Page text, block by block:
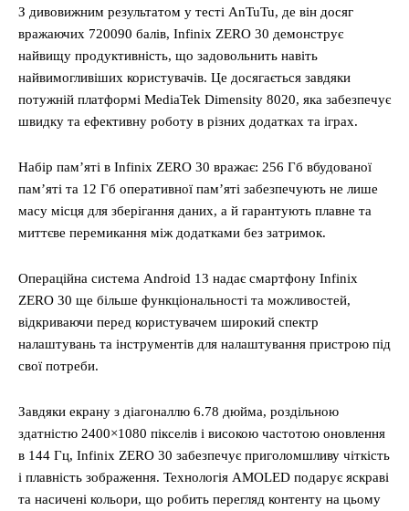
З дивовижним результатом у тесті AnTuTu, де він досяг
вражаючих 720090 балів, Infinix ZERO 30 демонструє
найвищу продуктивність, що задовольнить навіть
найвимогливіших користувачів. Це досягається завдяки
потужній платформі MediaTek Dimensity 8020, яка забезпечує
швидку та ефективну роботу в різних додатках та іграх.
Набір пам’яті в Infinix ZERO 30 вражає: 256 Гб вбудованої
пам’яті та 12 Гб оперативної пам’яті забезпечують не лише
масу місця для зберігання даних, а й гарантують плавне та
миттєве перемикання між додатками без затримок.
Операційна система Android 13 надає смартфону Infinix
ZERO 30 ще більше функціональності та можливостей,
відкриваючи перед користувачем широкий спектр
налаштувань та інструментів для налаштування пристрою під
свої потреби.
Завдяки екрану з діагоналлю 6.78 дюйма, роздільною
здатністю 2400×1080 пікселів і високою частотою оновлення
в 144 Гц, Infinix ZERO 30 забезпечує приголомшливу чіткість
і плавність зображення. Технологія AMOLED подарує яскраві
та насичені кольори, що робить перегляд контенту на цьому